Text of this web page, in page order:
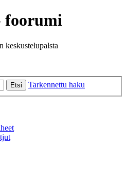
foorumi
keskustelupalsta
Etsi Tarkennettu haku